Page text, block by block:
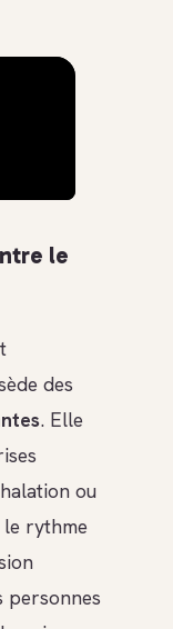
le
des
. Elle
ou
rythme
personnes